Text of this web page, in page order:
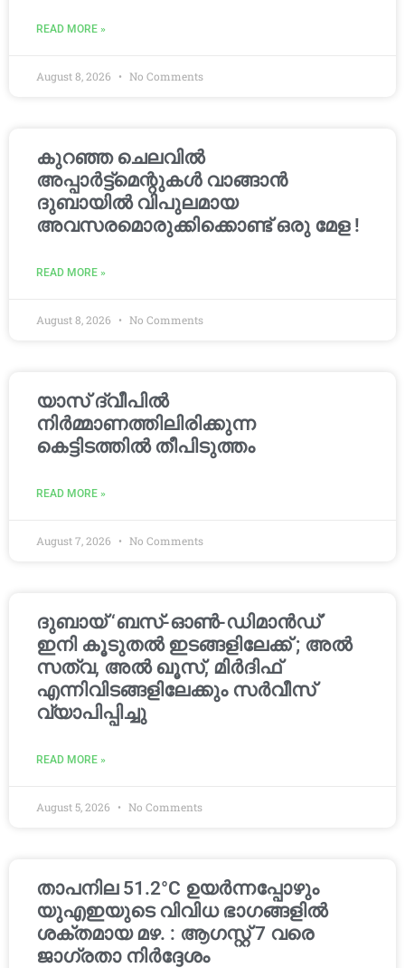
READ MORE »
August 8, 2026 No Comments
കുറഞ്ഞ ചെലവിൽ
അപ്പാർട്ട്മെന്റുകൾ വാങ്ങാൻ
ദുബായിൽ വിപുലമായ
അവസരമൊരുക്കിക്കൊണ്ട് ഒരു മേള !
READ MORE »
August 8, 2026 No Comments
യാസ് ദ്വീപിൽ
നിർമ്മാണത്തിലിരിക്കുന്ന
കെട്ടിടത്തിൽ തീപിടുത്തം
READ MORE »
August 7, 2026 No Comments
ദുബായ് ‘ബസ്-ഓൺ-ഡിമാൻഡ്’
ഇനി കൂടുതൽ ഇടങ്ങളിലേക്ക് ; അൽ
സത്വ, അൽ ഖൂസ്, മിർദിഫ്
എന്നിവിടങ്ങളിലേക്കും സർവീസ്
വ്യാപിപ്പിച്ചു
READ MORE »
August 5, 2026 No Comments
താപനില 51.2°C ഉയർന്നപ്പോഴും
യുഎഇയുടെ വിവിധ ഭാഗങ്ങളിൽ
ശക്തമായ മഴ. : ആഗസ്റ്റ് 7 വരെ
ജാഗ്രതാ നിർദ്ദേശം